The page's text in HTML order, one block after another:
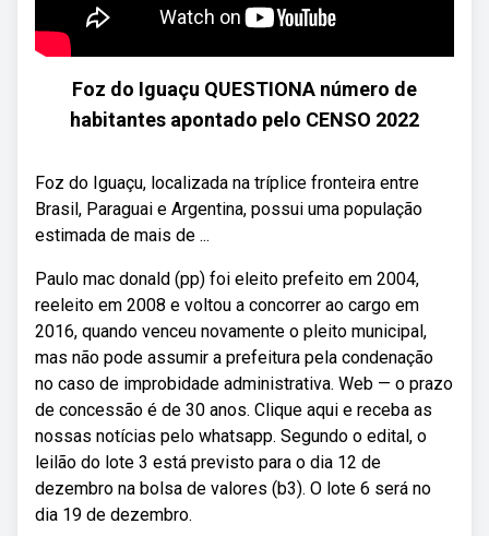
Foz do Iguaçu QUESTIONA número de
habitantes apontado pelo CENSO 2022
Foz do Iguaçu, localizada na tríplice fronteira entre
Brasil, Paraguai e Argentina, possui uma população
estimada de mais de ...
Paulo mac donald (pp) foi eleito prefeito em 2004,
reeleito em 2008 e voltou a concorrer ao cargo em
2016, quando venceu novamente o pleito municipal,
mas não pode assumir a prefeitura pela condenação
no caso de improbidade administrativa. Web — o prazo
de concessão é de 30 anos. Clique aqui e receba as
nossas notícias pelo whatsapp. Segundo o edital, o
leilão do lote 3 está previsto para o dia 12 de
dezembro na bolsa de valores (b3). O lote 6 será no
dia 19 de dezembro.